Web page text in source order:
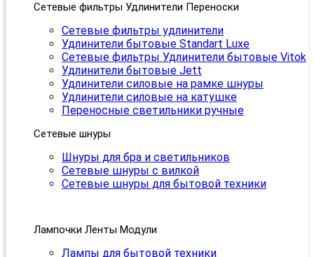
Сетевые фильтры Удлинители Переноски
Сетевые фильтры удлинители
Удлинители бытовые Standart Luxe
Сетевые фильтры Удлинители бытовые Vitok
Удлинители бытовые Jett
Удлинители силовые на рамке шнуры
Удлинители силовые на катушке
Переносные светильники ручные
Сетевые шнуры
Шнуры для бра и светильников
Сетевые шнуры с вилкой
Сетевые шнуры для бытовой техники
Лампочки Ленты Модули
Лампы для бытовой техники